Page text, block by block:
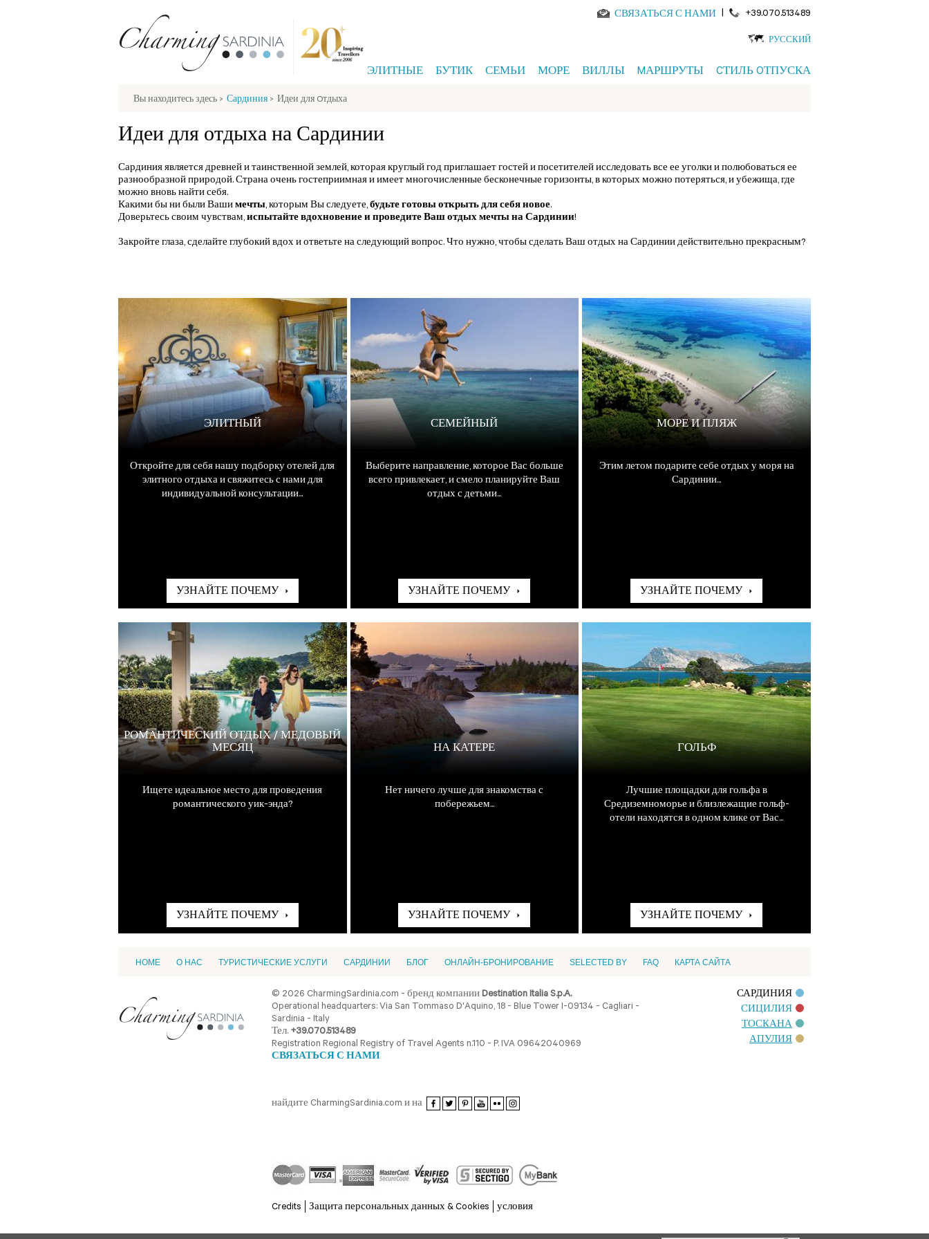
СВЯЗАТЬСЯ С НАМИ | +39.070.513489
РУССКИЙ
ЭЛИТНЫЕ БУТИК СЕМЬИ МОРЕ ВИЛЛЫ MАРШРУТЫ CТИЛЬ OТПУСКА
Вы находитесь здесь > Сардиния > Идеи для Oтдыха
Идеи для отдыха на Сардинии
Сардиния является древней и таинственной землей, которая круглый год приглашает гостей и посетителей исследовать все ее уголки и полюбоваться ее
разнообразной природой. Страна очень гостеприимная и имеет многочисленные бесконечные горизонты, в которых можно потеряться, и убежища, где
можно вновь найти себя.
Какими бы ни были Ваши мечты, которым Вы следуете, будьте готовы открыть для себя новое.
Доверьтесь своим чувствам, испытайте вдохновение и проведите Ваш отдых мечты на Сардинии!
Закройте глаза, сделайте глубокий вдох и ответьте на следующий вопрос. Что нужно, чтобы сделать Ваш отдых на Сардинии действительно прекрасным?
ЭЛИТНЫЙ
Откройте для себя нашу подборку отелей для
элитного отдыха и свяжитесь с нами для
индивидуальной консультации...
УЗНАЙТЕ ПОЧЕМУ
СЕМЕЙНЫЙ
Выберите направление, которое Вас больше
всего привлекает, и смело планируйте Ваш
отдых с детьми...
УЗНАЙТЕ ПОЧЕМУ
МОРЕ И ПЛЯЖ
Этим летом подарите себе отдых у моря на
Сардинии...
УЗНАЙТЕ ПОЧЕМУ
РОМАНТИЧЕСКИЙ ОТДЫХ / МЕДОВЫЙ
МЕСЯЦ
Ищете идеальное место для проведения
романтического уик-энда?
УЗНАЙТЕ ПОЧЕМУ
НА КАТЕРЕ
Нет ничего лучше для знакомства с
побережьем...
УЗНАЙТЕ ПОЧЕМУ
ГОЛЬФ
Лучшие площадки для гольфа в
Средиземноморье и близлежащие гольф-
отели находятся в одном клике от Вас...
УЗНАЙТЕ ПОЧЕМУ
HOME О НАС ТУРИСТИЧЕСКИЕ УСЛУГИ CАРДИНИИ БЛОГ ОНЛАЙН-БРОНИРОВАНИЕ SELECTED BY FAQ КАРТА САЙТА
© 2026 CharmingSardinia.com - бренд компанииDestination Italia S.p.A.
Operational headquarters: Via San Tommaso D'Aquino, 18 - Blue Tower I-09134 - Cagliari -
Sardinia - Italy
Тел. +39.070.513489
Registration Regional Registry of Travel Agents n.110 - P. IVA 09642040969
СВЯЗАТЬСЯ С НАМИ
найдите CharmingSardinia.com и на
Credits Защита персональных данных & Cookies условия
САРДИНИЯ
СИЦИЛИЯ
ТОСКАНА
АПУЛИЯ